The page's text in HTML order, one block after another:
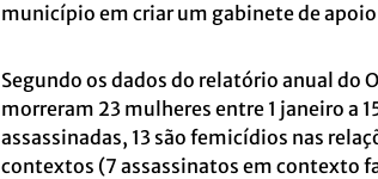
município em criar um gabinete de
Segundo os dados do relatório anual do
morreram 23 mulheres entre 1 janeiro a
assassinadas, 13 são femicídios nas
contextos (7 assassinatos em contexto